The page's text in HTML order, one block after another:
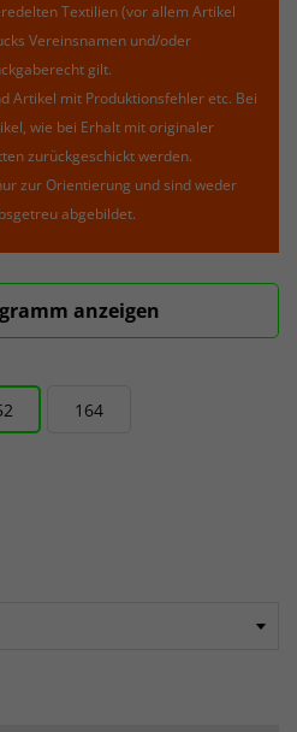
Textilien (vor allem Artikel
Vereinsnamen und/oder
gilt.
Artikel mit Produktionsfehler etc. Bei
wie bei Erhalt mit originaler
zurückgeschickt werden.
zur Orientierung und sind weder
abgebildet.
anzeigen
164